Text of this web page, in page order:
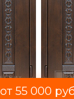
от 55 000